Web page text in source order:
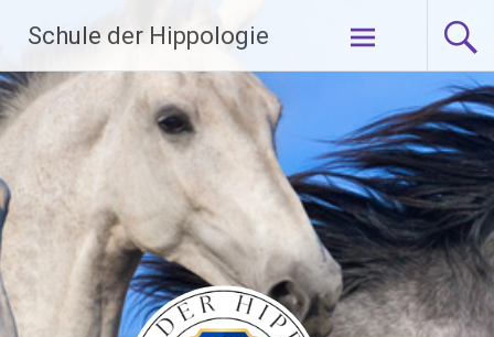
Inhalt
springen
Schule der Hippologie